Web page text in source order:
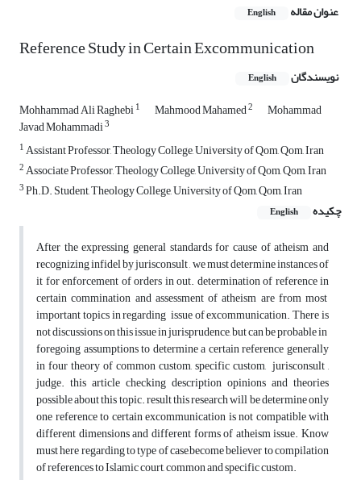
عنوان مقاله English
Reference Study in Certain Excommunication
نویسندگان English
Mohhammad Ali Raghebi1 Mahmood Mahamed2 Mohammad
Javad Mohammadi3
1Assistant Professor, Theology College, University of Qom, Qom, Iran
2Associate Professor, Theology College, University of Qom, Qom, Iran
3Ph.D. Student, Theology College, University of Qom, Qom, Iran
چکیده
English
After the expressing general standards for cause of atheism and
recognizing infidel by jurisconsult , we must determine instances of
it for enforcement of orders in out. determination of reference in
certain commination and assessment of atheism are from most
important topics in regarding issue of excommunication. There is
not discussions on this issue in jurisprudence, but can be probable in
foregoing assumptions to determine a certain reference generally
in four theory of common custom, specific custom, jurisconsult ,
judge. this article checking description opinions and theories
possible about this topic. result this research will be determine only
one reference to certain excommunication is not compatible with
different dimensions and different forms of atheism issue. Know
must here regarding to type of case,become believer to compilation
of references to Islamic court, common and specific custom.